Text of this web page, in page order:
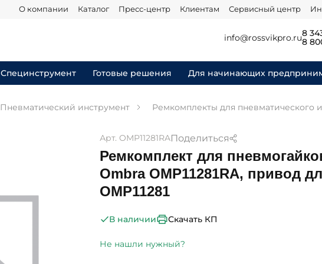
О компании Каталог Пресс-центр Клиентам Сервисный центр
info@rossvikpro.ru8
8
Специнструмент Готовые решения Для начинающих
Пневматический инструмент Ремкомплекты для пневматического
Арт. OMP11281RAПоделиться
Ремкомплект для
Ombra OMP11281RA, привод
ОМР11281
В наличии Скачать КП
Не нашли нужный?